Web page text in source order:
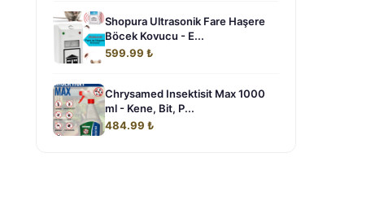
Shopura Ultrasonik Fare Haşere
Böcek Kovucu - E...
599.99 ₺
Chrysamed Insektisit Max 1000
ml - Kene, Bit, P...
484.99 ₺